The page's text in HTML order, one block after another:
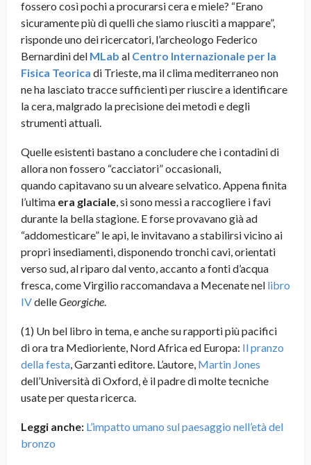
fossero così pochi a procurarsi cera e miele? “Erano
sicuramente più di quelli che siamo riusciti a mappare”,
risponde uno dei ricercatori, l’archeologo Federico
Bernardini del MLab al Centro Internazionale per la
Fisica Teorica di Trieste, ma il clima mediterraneo non
ne ha lasciato tracce sufficienti per riuscire a identificare
la cera, malgrado la precisione dei metodi e degli
strumenti attuali.
Quelle esistenti bastano a concludere che i contadini di
allora non fossero “cacciatori” occasionali,
quando capitavano su un alveare selvatico. Appena finita
l’ultima era glaciale, si sono messi a raccogliere i favi
durante la bella stagione. E forse provavano già ad
“addomesticare” le api, le invitavano a stabilirsi vicino ai
propri insediamenti, disponendo tronchi cavi, orientati
verso sud, al riparo dal vento, accanto a fonti d’acqua
fresca, come Virgilio raccomandava a Mecenate nel libro
IVdelleGeorgiche.
(1) Un bel libro in tema, e anche su rapporti più pacifici
di ora tra Medioriente, Nord Africa ed Europa: Il pranzo
della festa, Garzanti editore. L’autore, Martin Jones
dell’Università di Oxford, è il padre di molte tecniche
usate per questa ricerca.
Leggi anche: L’impatto umano sul paesaggio nell’età del
bronzo